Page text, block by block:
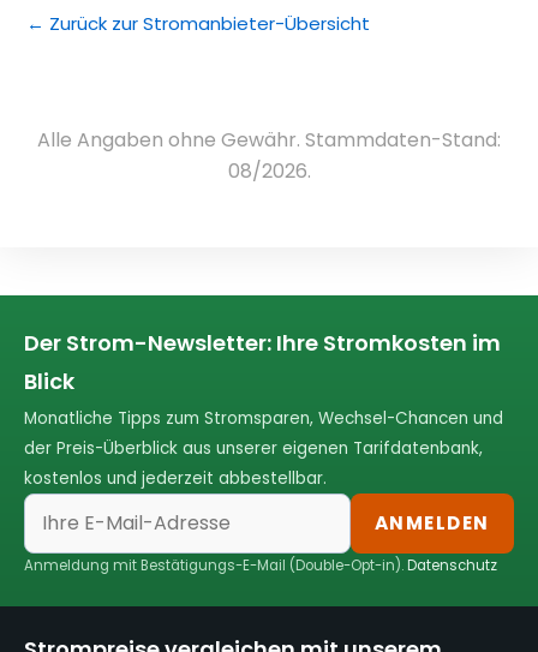
← Zurück zur Stromanbieter-Übersicht
Alle Angaben ohne Gewähr. Stammdaten-Stand:
08/2026.
Der Strom-Newsletter: Ihre Stromkosten im
Blick
Monatliche Tipps zum Stromsparen, Wechsel-Chancen und
der Preis-Überblick aus unserer eigenen Tarifdatenbank,
kostenlos und jederzeit abbestellbar.
ANMELDEN
Anmeldung mit Bestätigungs-E-Mail (Double-Opt-in).Datenschutz